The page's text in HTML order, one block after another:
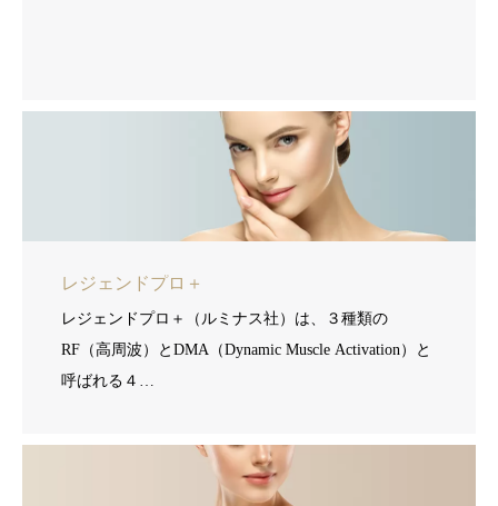
レジェンドプロ＋
レジェンドプロ＋（ルミナス社）は、３種類の
RF（高周波）とDMA（Dynamic Muscle Activation）と
呼ばれる４…